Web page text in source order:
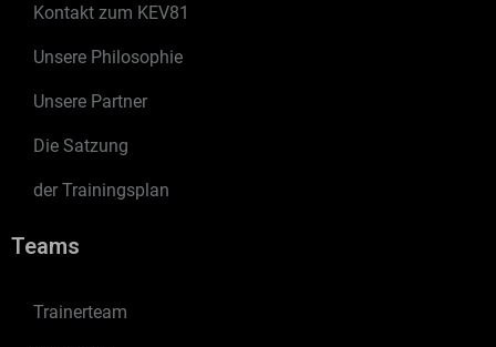
Kontakt zum KEV81
Unsere Philosophie
Unsere Partner
Die Satzung
der Trainingsplan
Teams
Trainerteam